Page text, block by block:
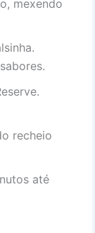
mexendo
recheio
até